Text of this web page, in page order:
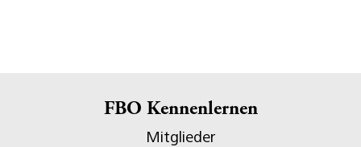
FBO Kennenlernen
Mitglieder